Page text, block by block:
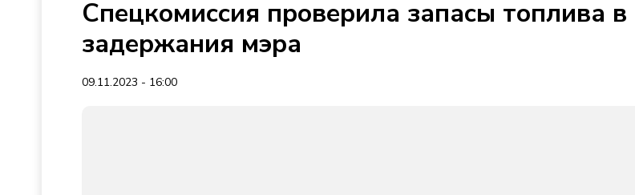
Спецкомиссия проверила запасы топлива
задержания мэра
09.11.2023 - 16:00